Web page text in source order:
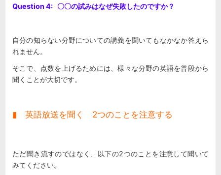
Question 4: 〇〇の試みはなぜ失敗したのですか？
自分の知らない分野についての講義を聞いてもなかなか答えら
れません。
そこで、点数を上げるためには、様々な分野の英語を普段から
聞くことが大切です。
▮ 英語放送を聞く 2つのことを注意する
ただ聞き流すのではなく、以下の2つのことを注意して聞いて
みてください。